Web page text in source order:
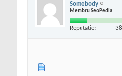
Somebody
Membru SeoPedia
Reputatie: 38